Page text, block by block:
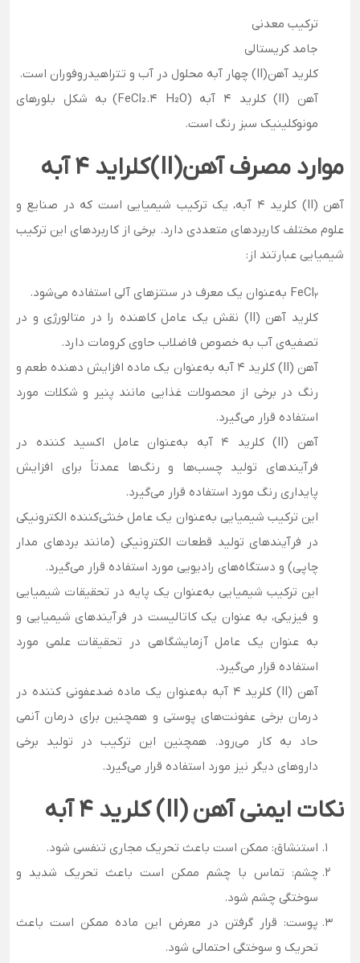
ترکیب معدنی
جامد کریستالی
کلرید آهن(II) چهار آبه محلول در آب و تتراهیدروفوران است.
آهن (II) کلرید 4 آبه (FeCl₂.4 H₂O) به شکل بلورهای
مونوکلینیک سبز رنگ است.
موارد مصرف آهن(II) کلراید 4 آبه
آهن (II) کلرید 4 آبه، یک ترکیب شیمیایی است که در صنایع و
علوم مختلف کاربردهای متعددی دارد. برخی از کاربردهای این ترکیب
شیمیایی عبارتند از:
FeCl2
به‌عنوان یک معرف در سنتزهای آلی استفاده می‌شود.
کلرید آهن (II) نقش یک عامل کاهنده را در متالورژی و در
تصفیه‌ی آب به خصوص فاضلاب حاوی کرومات دارد.
آهن (II) کلرید 4 آبه به‌عنوان یک ماده افزایش دهنده طعم و
رنگ در برخی از محصولات غذایی مانند پنیر و شکلات مورد
استفاده قرار می‌گیرد.
آهن (II) کلرید 4 آبه به‌عنوان عامل اکسید کننده در
فرآیندهای تولید چسب‌ها و رنگ‌ها عمدتاً برای افزایش
پایداری رنگ مورد استفاده قرار می‌گیرد.
این ترکیب شیمیایی به‌عنوان یک عامل خنثی‌کننده الکترونیکی
در فرآیندهای تولید قطعات الکترونیکی (مانند بردهای مدار
چاپی) و دستگاه‌های رادیویی مورد استفاده قرار می‌گیرد.
این ترکیب شیمیایی به‌عنوان یک پایه در تحقیقات شیمیایی
و فیزیکی، به عنوان یک کاتالیست در فرآیندهای شیمیایی و
به عنوان یک عامل آزمایشگاهی در تحقیقات علمی مورد
استفاده قرار می‌گیرد.
آهن (II) کلرید 4 آبه به‌عنوان یک ماده ضدعفونی کننده در
درمان برخی عفونت‌های پوستی و همچنین برای درمان آنمی
حاد به کار می‌رود. همچنین این ترکیب در تولید برخی
داروهای دیگر نیز مورد استفاده قرار می‌گیرد.
نکات ایمنی آهن(II) کلرید 4 آبه
استنشاق: ممکن است باعث تحریک مجاری تنفسی شود.
چشم: تماس با چشم ممکن است باعث تحریک شدید و
سوختگی چشم شود.
پوست: قرار گرفتن در معرض این ماده ممکن است باعث
تحریک و سوختگی احتمالی شود.